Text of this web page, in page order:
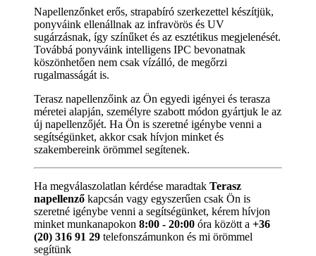
Napellenzőnket erős, strapabíró szerkezettel készítjük,
ponyváink ellenállnak az infravörös és UV
sugárzásnak, így színűket és az esztétikus megjelenését.
Továbbá ponyváink intelligens IPC bevonatnak
köszönhetően nem csak vízálló, de megőrzi
rugalmasságát is.
Terasz napellenzőink az Ön egyedi igényei és terasza
méretei alapján, személyre szabott módon gyártjuk le az
új napellenzőjét. Ha Ön is szeretné igénybe venni a
segítségünket, akkor csak hívjon minket és
szakembereink örömmel segítenek.
Ha megválaszolatlan kérdése maradtak Terasz
napellenző kapcsán vagy egyszerűen csak Ön is
szeretné igénybe venni a segítségünket, kérem hívjon
minket munkanapokon 8:00 - 20:00 óra között a +36
(20) 316 91 29 telefonszámunkon és mi örömmel
segítünk